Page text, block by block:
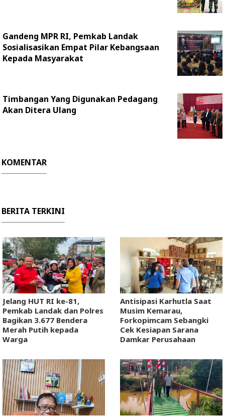
Gandeng MPR RI, Pemkab Landak
Sosialisasikan Empat Pilar Kebangsaan
Kepada Masyarakat
Timbangan Yang Digunakan Pedagang
Akan Ditera Ulang
KOMENTAR
BERITA TERKINI
Jelang HUT RI ke-81,
Pemkab Landak dan Polres
Bagikan 3.677 Bendera
Merah Putih kepada
Warga
Antisipasi Karhutla Saat
Musim Kemarau,
Forkopimcam Sebangki
Cek Kesiapan Sarana
Damkar Perusahaan